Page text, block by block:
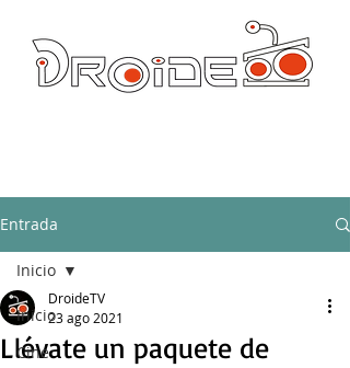
Entrada
Inicio
Cine
Inicio
Llévate un paquete de
DroideTV
23 ago 2021